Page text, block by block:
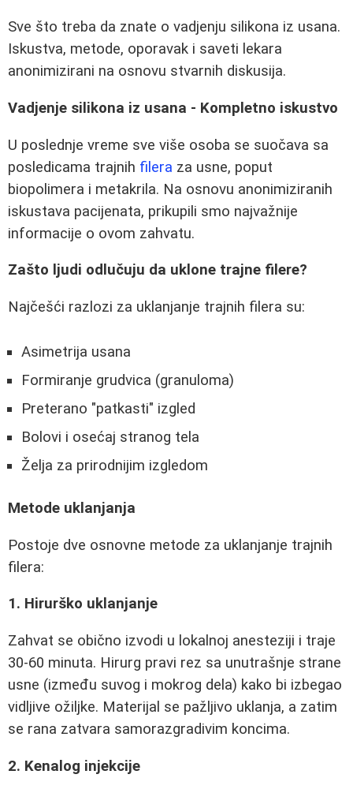
Sve što treba da znate o vadjenju silikona iz usana.
Iskustva, metode, oporavak i saveti lekara
anonimizirani na osnovu stvarnih diskusija.
Vadjenje silikona iz usana - Kompletno iskustvo
U poslednje vreme sve više osoba se suočava sa
posledicama trajnih filera za usne, poput
biopolimera i metakrila. Na osnovu anonimiziranih
iskustava pacijenata, prikupili smo najvažnije
informacije o ovom zahvatu.
Zašto ljudi odlučuju da uklone trajne filere?
Najčešći razlozi za uklanjanje trajnih filera su:
Asimetrija usana
Formiranje grudvica (granuloma)
Preterano "patkasti" izgled
Bolovi i osećaj stranog tela
Želja za prirodnijim izgledom
Metode uklanjanja
Postoje dve osnovne metode za uklanjanje trajnih
filera:
1. Hirurško uklanjanje
Zahvat se obično izvodi u lokalnoj anesteziji i traje
30-60 minuta. Hirurg pravi rez sa unutrašnje strane
usne (između suvog i mokrog dela) kako bi izbegao
vidljive ožiljke. Materijal se pažljivo uklanja, a zatim
se rana zatvara samorazgradivim koncima.
2. Kenalog injekcije